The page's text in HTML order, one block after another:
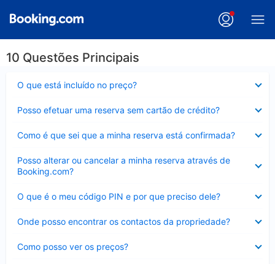
10 Questões Principais
O que está incluído no preço?
fechado
Posso efetuar uma reserva sem cartão de crédito?
fechado
Como é que sei que a minha reserva está confirmada?
fechado
Posso alterar ou cancelar a minha reserva através de
Booking.com?
fechado
O que é o meu código PIN e por que preciso dele?
fechado
Onde posso encontrar os contactos da propriedade?
fechado
Como posso ver os preços?
fechado